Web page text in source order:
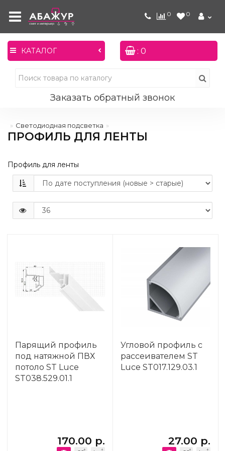
0 0
КАТАЛОГ : 0
Заказать обратный звонок
Светодиодная подсветка
ПРОФИЛЬ ДЛЯ ЛЕНТЫ
Профиль для ленты
Парящий профиль
под натяжной ПВХ
потоло ST Luce
ST038.529.01.1
170.00 р.
Угловой профиль с
рассеивателем ST
Luce ST017.129.03.1
27.00 р.